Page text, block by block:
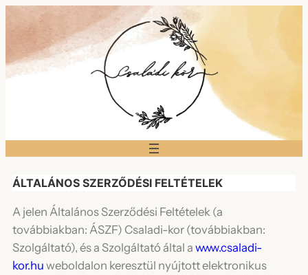
ÁLTALÁNOS SZERZŐDÉSI FELTÉTELEK
A jelen Általános Szerződési Feltételek (a
továbbiakban: ÁSZF) Csaladi-kor (továbbiakban:
Szolgáltató), és a Szolgáltató által a www.csaladi-
kor.hu weboldalon keresztül nyújtott elektronikus